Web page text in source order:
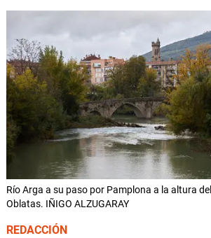
Río Arga a su paso por Pamplona a la altura
Oblatas. IÑIGO ALZUGARAY
REDACCIÓN